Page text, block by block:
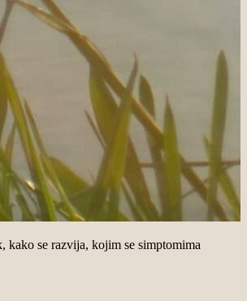
kako se razvija, kojim se simptomima